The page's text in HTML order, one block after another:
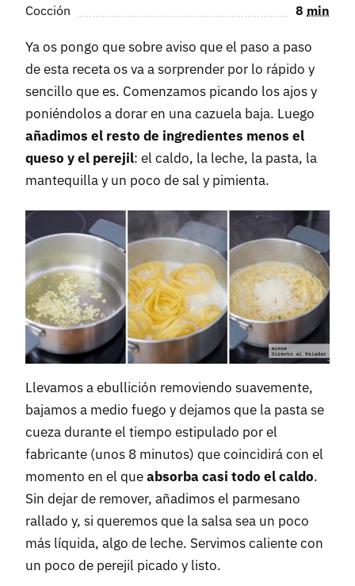
Cocción
8 min
Ya os pongo que sobre aviso que el paso a paso
de esta receta os va a sorprender por lo rápido y
sencillo que es. Comenzamos picando los ajos y
poniéndolos a dorar en una cazuela baja. Luego
añadimos el resto de ingredientes menos el
queso y el perejil: el caldo, la leche, la pasta, la
mantequilla y un poco de sal y pimienta.
Llevamos a ebullición removiendo suavemente,
bajamos a medio fuego y dejamos que la pasta se
cueza durante el tiempo estipulado por el
fabricante (unos 8 minutos) que coincidirá con el
momento en el queabsorba casi todo el caldo.
Sin dejar de remover, añadimos el parmesano
rallado y, si queremos que la salsa sea un poco
más líquida, algo de leche. Servimos caliente con
un poco de perejil picado y listo.